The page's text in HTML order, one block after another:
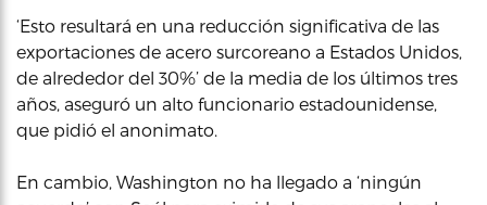
‘Esto resultará en una reducción significativa de las
exportaciones de acero surcoreano a Estados Unidos,
de alrededor del 30%’ de la media de los últimos tres
años, aseguró un alto funcionario estadounidense,
que pidió el anonimato.
En cambio, Washington no ha llegado a ‘ningún